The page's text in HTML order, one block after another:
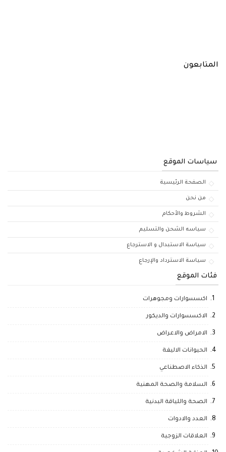
المتابعون
سياسات الموقع
الصفحة الرئيسية
من نحن
الشروط والأحكام
سياسه الشحن والتسليم
سياسة الاستبدال و الاسترجاع
سياسة الاسترداد والإرجاع
فئات الموقع
اكسسوارات ومجوهرات
الاكسسوارات والديكور
الامراض والاعراض
الحيوانات الاليفة
الذكاء الاصطناعي
السلامة والصحة المهنية
الصحة واللياقة البدنية
العدد والادوات
العلاقات الزوجية